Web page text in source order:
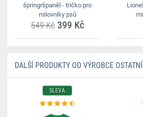
špringršpaněl - tričko pro
milovníky psů
549 Kč399 Kč
DALŠÍ PRODUKTY OD VÝROBCE OSTATNÍ
SLEVA